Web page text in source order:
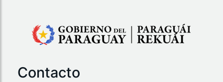
Contacto